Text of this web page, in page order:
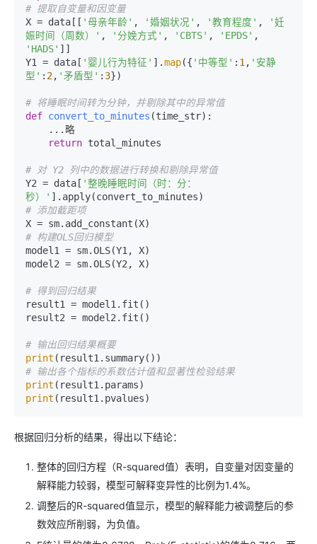
# 提取自变量和因变量
X = data[[ '母亲年龄' , '婚姻状况' , '教育程度' ,
'妊
娠时间（周数）' , '分娩方式' , 'CBTS' , 'EPDS'
'HADS' ]]
Y1 = data[ '婴儿行为特征' ].map({ '中等型' : 1 , '安静
型' : 2, '矛盾型' : 3})
# 将睡眠时间转为分钟，并剔除其中的异常值
def convert_to_minutes (time_str):
return total_minutes
# 对 Y2 列中的数据进行转换和剔除异常值
Y2 = data[ '整晚睡眠时间（时：分：
秒）'
# 添加截距项
# 构建OLS回归模型
model1 = sm.OLS(Y1, X)
model2 = sm.OLS(Y2, X)
# 得到回归结果
result1 = model1.fit()
result2 = model2.fit()
# 输出回归结果概要
print
# 输出各个指标的系数估计值和显著性检验结果
print
print
根据回归分析的结果，得出以下结论：
整体的回归方程（R-squared值）表明，自变量对因变量的
解释能力较弱，模型可解释变异性的比例为1.4%。
调整后的R-squared值显示，模型的解释能力被调整后的参
数效应所削弱，为负值。